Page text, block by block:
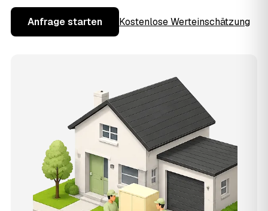
Anfrage starten Kostenlose Werteinschätzung